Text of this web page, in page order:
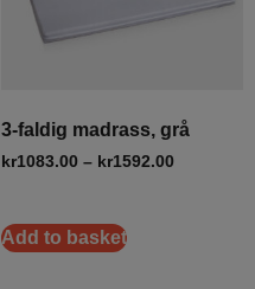
3-faldig madrass, grå
kr1083.00 – kr1592.00
Add to basket